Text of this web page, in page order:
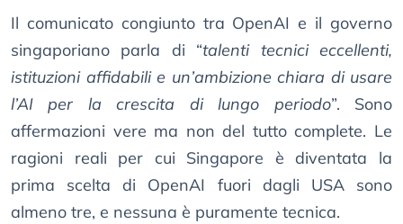
Il comunicato congiunto tra OpenAI e il governo
singaporiano parla di “talenti tecnici eccellenti,
istituzioni affidabili e un’ambizione chiara di usare
l’AI per la crescita di lungo periodo”. Sono
affermazioni vere ma non del tutto complete. Le
ragioni reali per cui Singapore è diventata la
prima scelta di OpenAI fuori dagli USA sono
almeno tre, e nessuna è puramente tecnica.